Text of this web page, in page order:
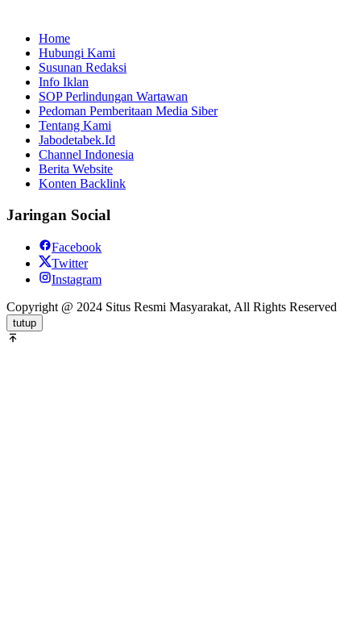
Home
Hubungi Kami
Susunan Redaksi
Info Iklan
SOP Perlindungan Wartawan
Pedoman Pemberitaan Media Siber
Tentang Kami
Jabodetabek.Id
Channel Indonesia
Berita Website
Konten Backlink
Jaringan Social
Facebook
Twitter
Instagram
Copyright @ 2024 Situs Resmi Masyarakat, All Rights Reserved
tutup